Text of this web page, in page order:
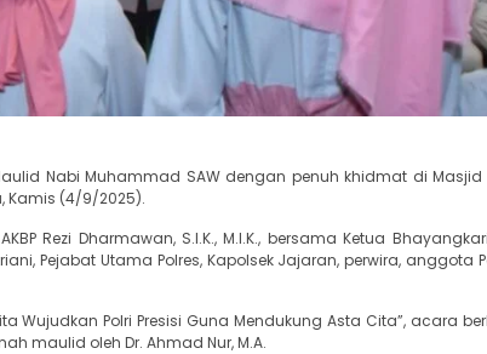
Nabi Muhammad SAW dengan penuh khidmat di Masjid
Kamis (4/9/2025).
Rezi Dharmawan, S.I.K., M.I.K., bersama Ketua
Pejabat Utama Polres, Kapolsek Jajaran, perwira, anggota
Wujudkan Polri Presisi Guna Mendukung Asta Cita”, acara
maulid oleh Dr. Ahmad Nur, M.A.